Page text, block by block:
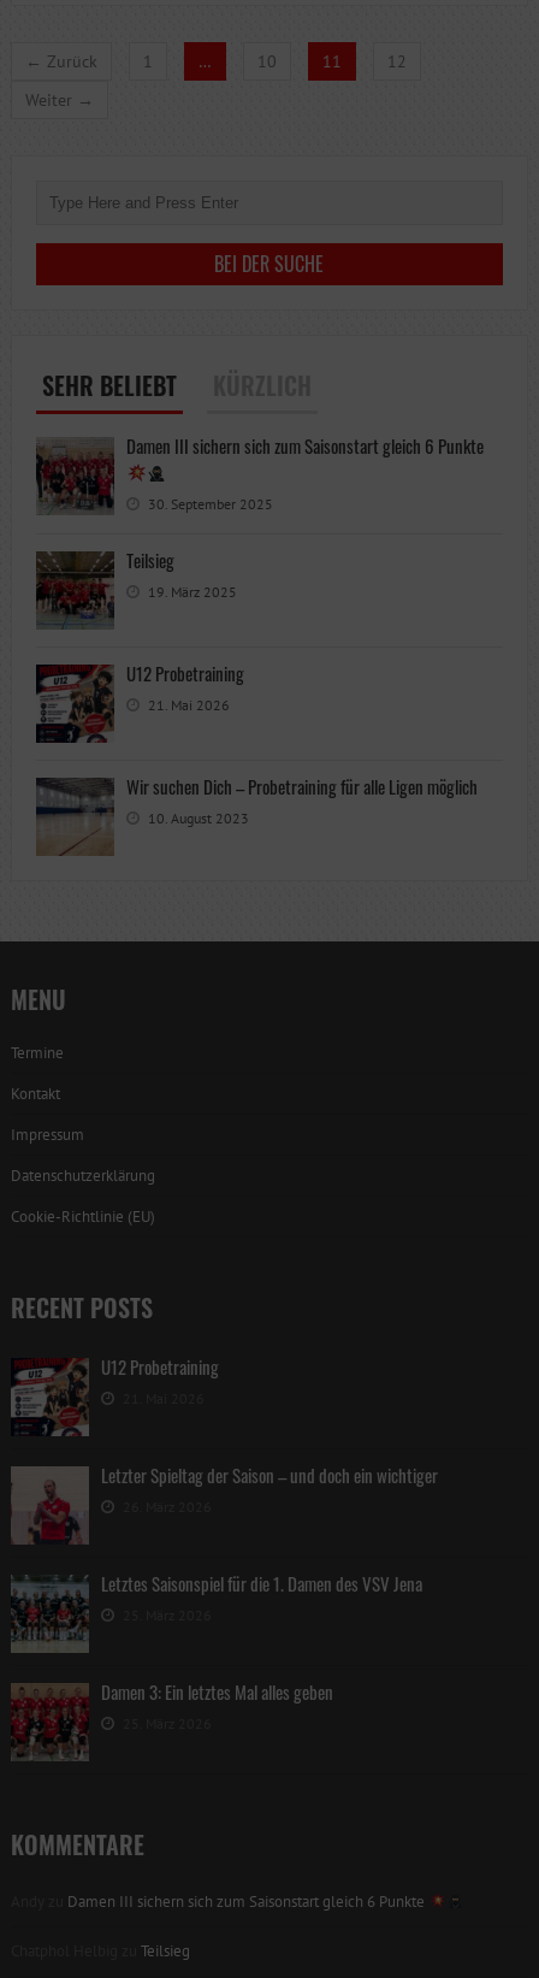
AN!
← Zurück 1 … 10 11
12
Weiter →
SEHR BELIEBT
Damen III sichern sich zum Saisonstart gleich 6 Punkte
30. September 2025
Teilsieg
19. März 2025
U12 Probetraining
21. Mai 2026
Wir suchen Dich – Probetraining für alle Ligen möglich
10. August 2023
MENU
Termine
Kontakt
Impressum
Datenschutzerklärung
Cookie-Richtlinie (EU)
RECENT POSTS
U12 Probetraining
Letzter Spieltag der Saison – und doch ein wichtiger
Letztes Saisonspiel für die 1. Damen des VSV Jena
Damen 3: Ein letztes Mal alles geben
KOMMENTARE
Damen III sichern sich zum Saisonstart gleich 6 Punkte
Teilsieg